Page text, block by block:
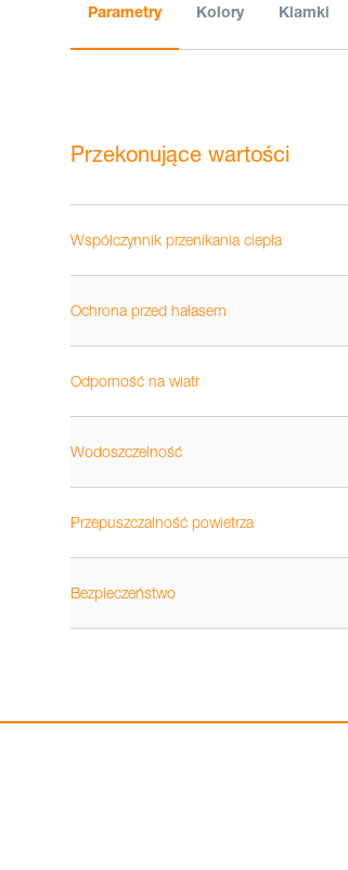
Parametry Kolory Klamki
Przekonujące wartości
Współczynnik przenikania ciepła
Ochrona przed hałasem
Odporność na wiatr
Wodoszczelność
Przepuszczalność powietrza
Bezpieczeństwo